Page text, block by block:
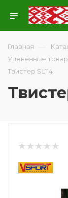
Главная —
Уцененные
Твистер SL114